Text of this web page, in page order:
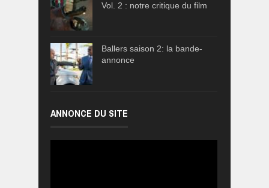
Vol. 2 : notre critique du film
Ballers saison 2: la bande-
annonce
ANNONCE DU SITE